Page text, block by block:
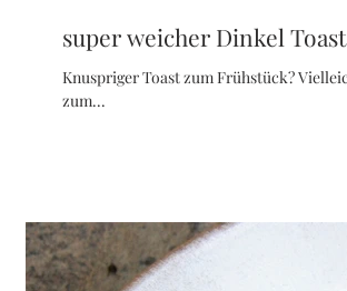
super weicher Dinkel Toast
Knuspriger Toast zum Frühstück? Vielleicht noch etwas Nutella oder Butter und Marmelade dazu und schon sind die Kindheitserinnerungen
zum...